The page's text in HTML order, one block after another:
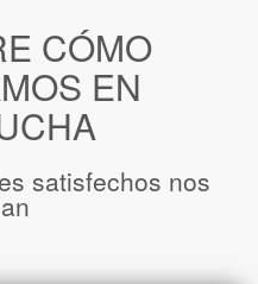
CÓMO
EN
satisfechos nos